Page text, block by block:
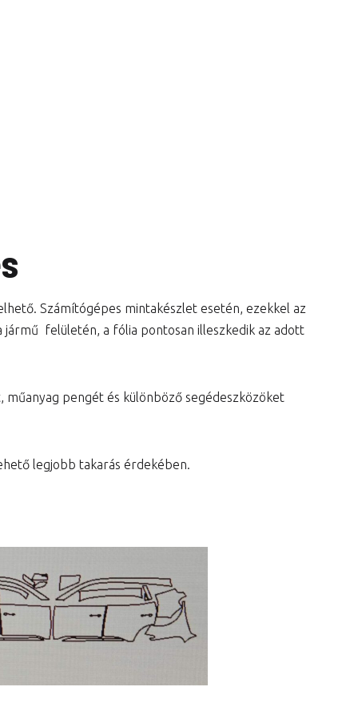
Számítógépes mintakészlet esetén, ezekkel az
felületén, a fólia pontosan illeszkedik az adott
műanyag pengét és különböző segédeszközöket
legjobb takarás érdekében.